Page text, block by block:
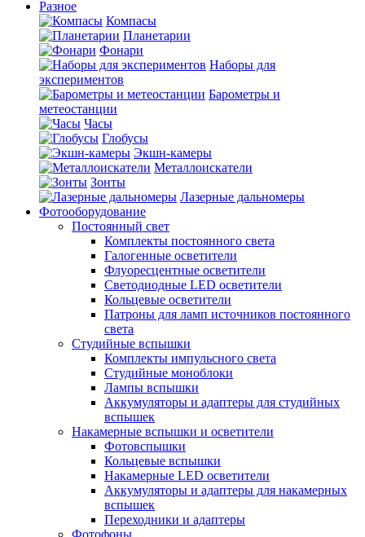
Разное
Компасы
Планетарии
Фонари
Наборы для
экспериментов
Барометры и
метеостанции
Часы
Глобусы
Экшн-камеры
Металлоискатели
Зонты
Лазерные дальномеры
Фотооборудование
Постоянный свет
Комплекты постоянного света
Галогенные осветители
Флуоресцентные осветители
Светодиодные LED осветители
Кольцевые осветители
Патроны для ламп источников постоянного
света
Студийные вспышки
Комплекты импульсного света
Студийные моноблоки
Лампы вспышки
Аккумуляторы и адаптеры для студийных
вспышек
Накамерные вспышки и осветители
Фотовспышки
Кольцевые вспышки
Накамерные LED осветители
Аккумуляторы и адаптеры для накамерных
вспышек
Переходники и адаптеры
Фотофоны